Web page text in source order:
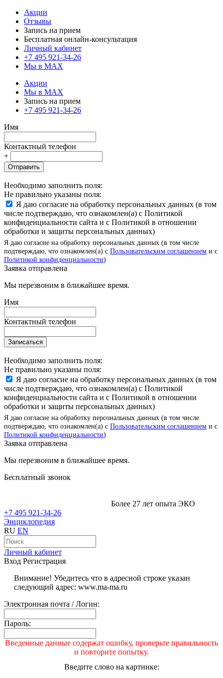
Акции
Отзывы
Запись на прием
Бесплатная онлайн-консультация
Личный кабинет
+7 495 921-34-26
Мы в MAX
Акции
Мы в MAX
Запись на прием
+7 495 921-34-26
Имя
Контактный телефон
+
Отправить
Необходимо заполнить поля:
Не правильно указаны поля:
Я даю согласие на обработку персональных данных (в том
числе подтверждаю, что ознакомлен(а) с Политикой
конфиденциальности сайта и с Политикой в отношении
обработки и защиты персональных данных)
Я даю согласие на обработку персональных данных (в том числе
подтверждаю, что ознакомлен(а) с Пользовательским соглашением и с
Политикой конфиденциальности)
Заявка отправлена
Мы перезвоним в ближайшее время.
Имя
Контактный телефон
Записаться
Необходимо заполнить поля:
Не правильно указаны поля:
Я даю согласие на обработку персональных данных (в том
числе подтверждаю, что ознакомлен(а) с Политикой
конфиденциальности сайта и с Политикой в отношении
обработки и защиты персональных данных)
Я даю согласие на обработку персональных данных (в том числе
подтверждаю, что ознакомлен(а) с Пользовательским соглашением и с
Политикой конфиденциальности)
Заявка отправлена
Мы перезвоним в ближайшее время.
Бесплатный звонок
Более 27 лет опыта ЭКО
+7 495 921-34-26
Энциклопедия
RU EN
Личный кабинет
Вход Регистрация
Внимание! Убедитесь что в адресной строке указан
следующий адрес: www.ma-ma.ru
Электронная почта / Логин:
Пароль:
Введенные данные содержат ошибку, проверьте правильность
и повторите попытку.
Введите слово на картинке: